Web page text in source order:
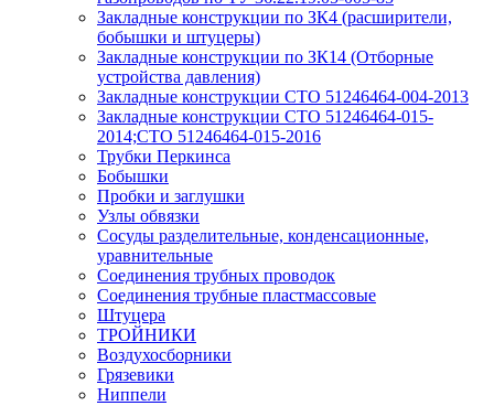
Закладные конструкции по ЗК4 (расширители,
бобышки и штуцеры)
Закладные конструкции по ЗК14 (Отборные
устройства давления)
Закладные конструкции СТО 51246464-004-2013
Закладные конструкции СТО 51246464-015-
2014;СТО 51246464-015-2016
Трубки Перкинса
Бобышки
Пробки и заглушки
Узлы обвязки
Сосуды разделительные, конденсационные,
уравнительные
Соединения трубных проводок
Соединения трубные пластмассовые
Штуцера
ТРОЙНИКИ
Воздухосборники
Грязевики
Ниппели